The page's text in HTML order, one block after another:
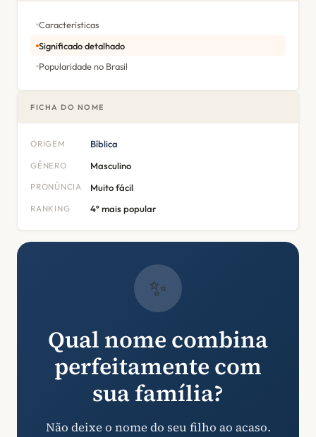
Características
Significado detalhado
Popularidade no Brasil
FICHA DO NOME
ORIGEM Bíblica
GÊNERO Masculino
PRONÚNCIA Muito fácil
RANKING 4º mais popular
✨
Qual nome combina
perfeitamente com
sua família?
Não deixe o nome do seu filho ao acaso.